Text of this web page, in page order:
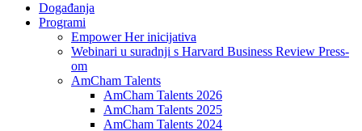
Događanja
Programi
Empower Her inicijativa
Webinari u suradnji s Harvard Business Review Press-
om
AmCham Talents
AmCham Talents 2026
AmCham Talents 2025
AmCham Talents 2024